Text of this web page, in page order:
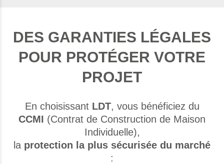
DES GARANTIES LÉGALES
POUR PROTÉGER VOTRE
PROJET
En choisissant LDT, vous bénéficiez du
CCMI (Contrat de Construction de Maison
Individuelle),
la protection la plus sécurisée du marché
: